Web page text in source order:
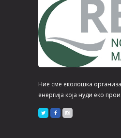
Ние сме еколошка
енергија која нуди еко